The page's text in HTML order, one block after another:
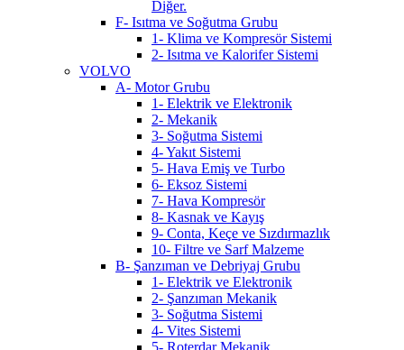
Diğer.
F- Isıtma ve Soğutma Grubu
1- Klima ve Kompresör Sistemi
2- Isıtma ve Kalorifer Sistemi
VOLVO
A- Motor Grubu
1- Elektrik ve Elektronik
2- Mekanik
3- Soğutma Sistemi
4- Yakıt Sistemi
5- Hava Emiş ve Turbo
6- Eksoz Sistemi
7- Hava Kompresör
8- Kasnak ve Kayış
9- Conta, Keçe ve Sızdırmazlık
10- Filtre ve Sarf Malzeme
B- Şanzıman ve Debriyaj Grubu
1- Elektrik ve Elektronik
2- Şanzıman Mekanik
3- Soğutma Sistemi
4- Vites Sistemi